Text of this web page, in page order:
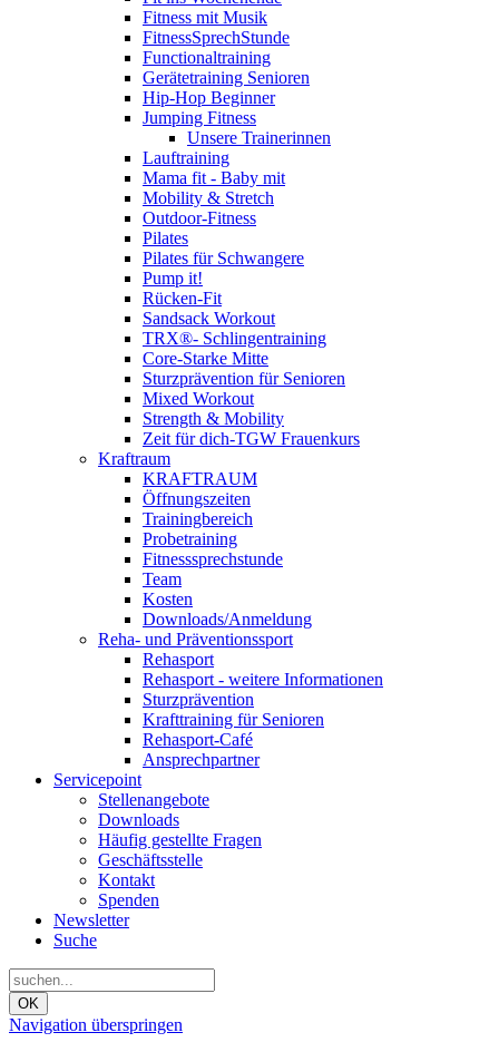
Fitness mit Musik
FitnessSprechStunde
Functionaltraining
Gerätetraining Senioren
Hip-Hop Beginner
Jumping Fitness
Unsere Trainerinnen
Lauftraining
Mama fit - Baby mit
Mobility & Stretch
Outdoor-Fitness
Pilates
Pilates für Schwangere
Pump it!
Rücken-Fit
Sandsack Workout
TRX®- Schlingentraining
Core-Starke Mitte
Sturzprävention für Senioren
Mixed Workout
Strength & Mobility
Zeit für dich-TGW Frauenkurs
Kraftraum
KRAFTRAUM
Öffnungszeiten
Trainingbereich
Probetraining
Fitnesssprechstunde
Team
Kosten
Downloads/Anmeldung
Reha- und Präventionssport
Rehasport
Rehasport - weitere Informationen
Sturzprävention
Krafttraining für Senioren
Rehasport-Café
Ansprechpartner
Servicepoint
Stellenangebote
Downloads
Häufig gestellte Fragen
Geschäftsstelle
Kontakt
Spenden
Newsletter
Suche
OK
Navigation überspringen